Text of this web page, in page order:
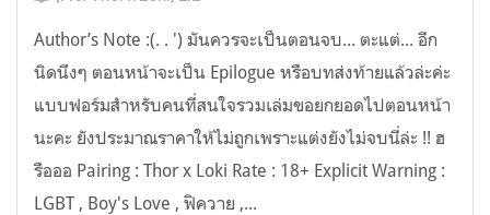
Author’s Note :(. . ') มันควรจะเป็นตอนจบ... ตะแต่... อีก
นิดนึงๆ ตอนหน้าจะเป็น Epilogue หรือบทส่งท้ายแล้วล่ะค่ะ
แบบฟอร์มสำหรับคนที่สนใจรวมเล่มขอยกยอดไปตอนหน้า
นะคะ ยังประมาณราคาให้ไม่ถูกเพราะแต่งยังไม่จบนี่ล่ะ !! ฮ
รือออ Pairing : Thor x Loki Rate : 18+ Explicit Warning :
LGBT , Boy's Love , ฟิควาย ,...